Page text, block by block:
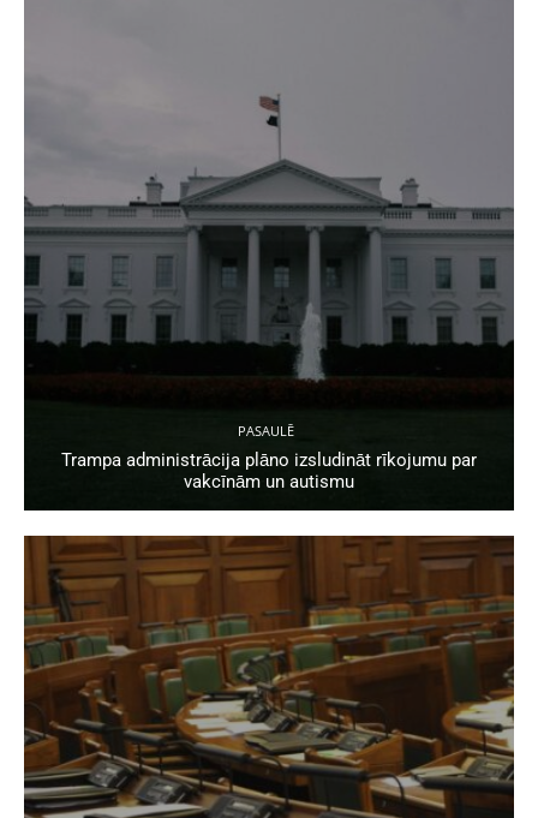
PASAULĒ
Trampa administrācija plāno izsludināt rīkojumu par
vakcīnām un autismu